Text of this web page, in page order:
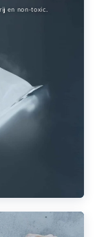
en non-toxic.